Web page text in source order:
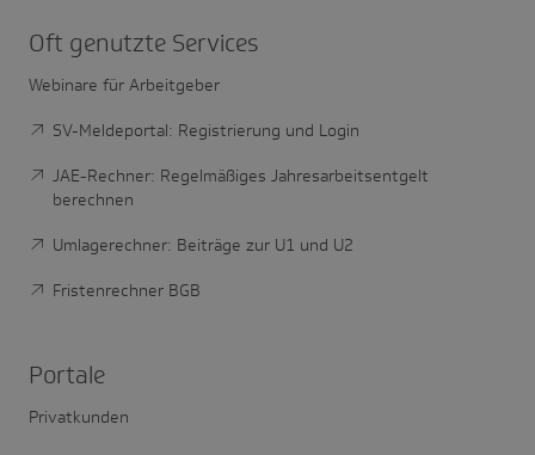
Oft genutzte Services
Webinare für Arbeitgeber
SV-Meldeportal: Registrierung und Login
JAE-Rechner: Regelmäßiges Jahresarbeitsentgelt
berechnen
Umlagerechner: Beiträge zur U1 und U2
Fristenrechner BGB
Portale
Privatkunden